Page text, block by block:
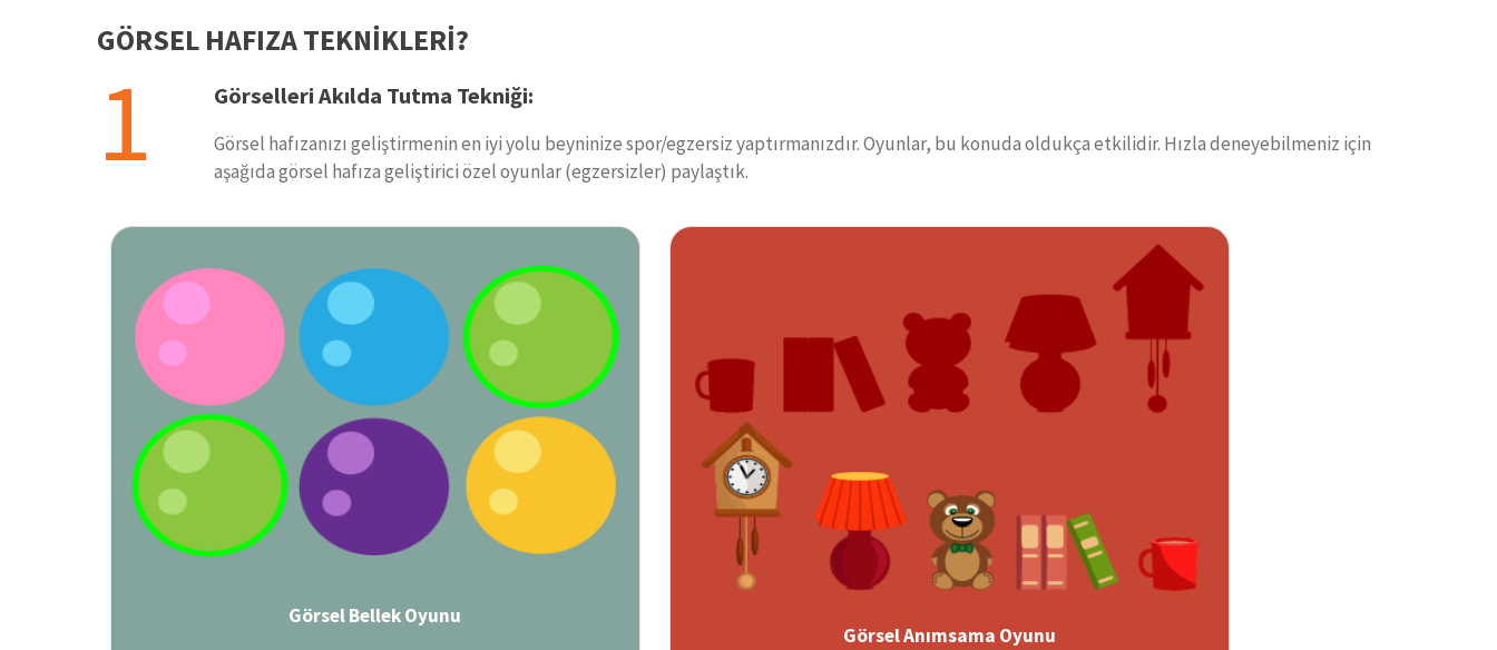
GÖRSEL HAFIZA TEKNİKLERİ?
1 Görselleri Akılda Tutma Tekniği:
Görsel hafızanızı geliştirmenin en iyi yolu beyninize spor/egzersiz yaptırmanızdır. Oyunlar, bu konuda oldukça etkilidir. Hızla deneyebilmeniz için
aşağıda görsel hafıza geliştirici özel oyunlar (egzersizler) paylaştık.
Görsel Bellek Oyunu
Görsel Anımsama Oyunu